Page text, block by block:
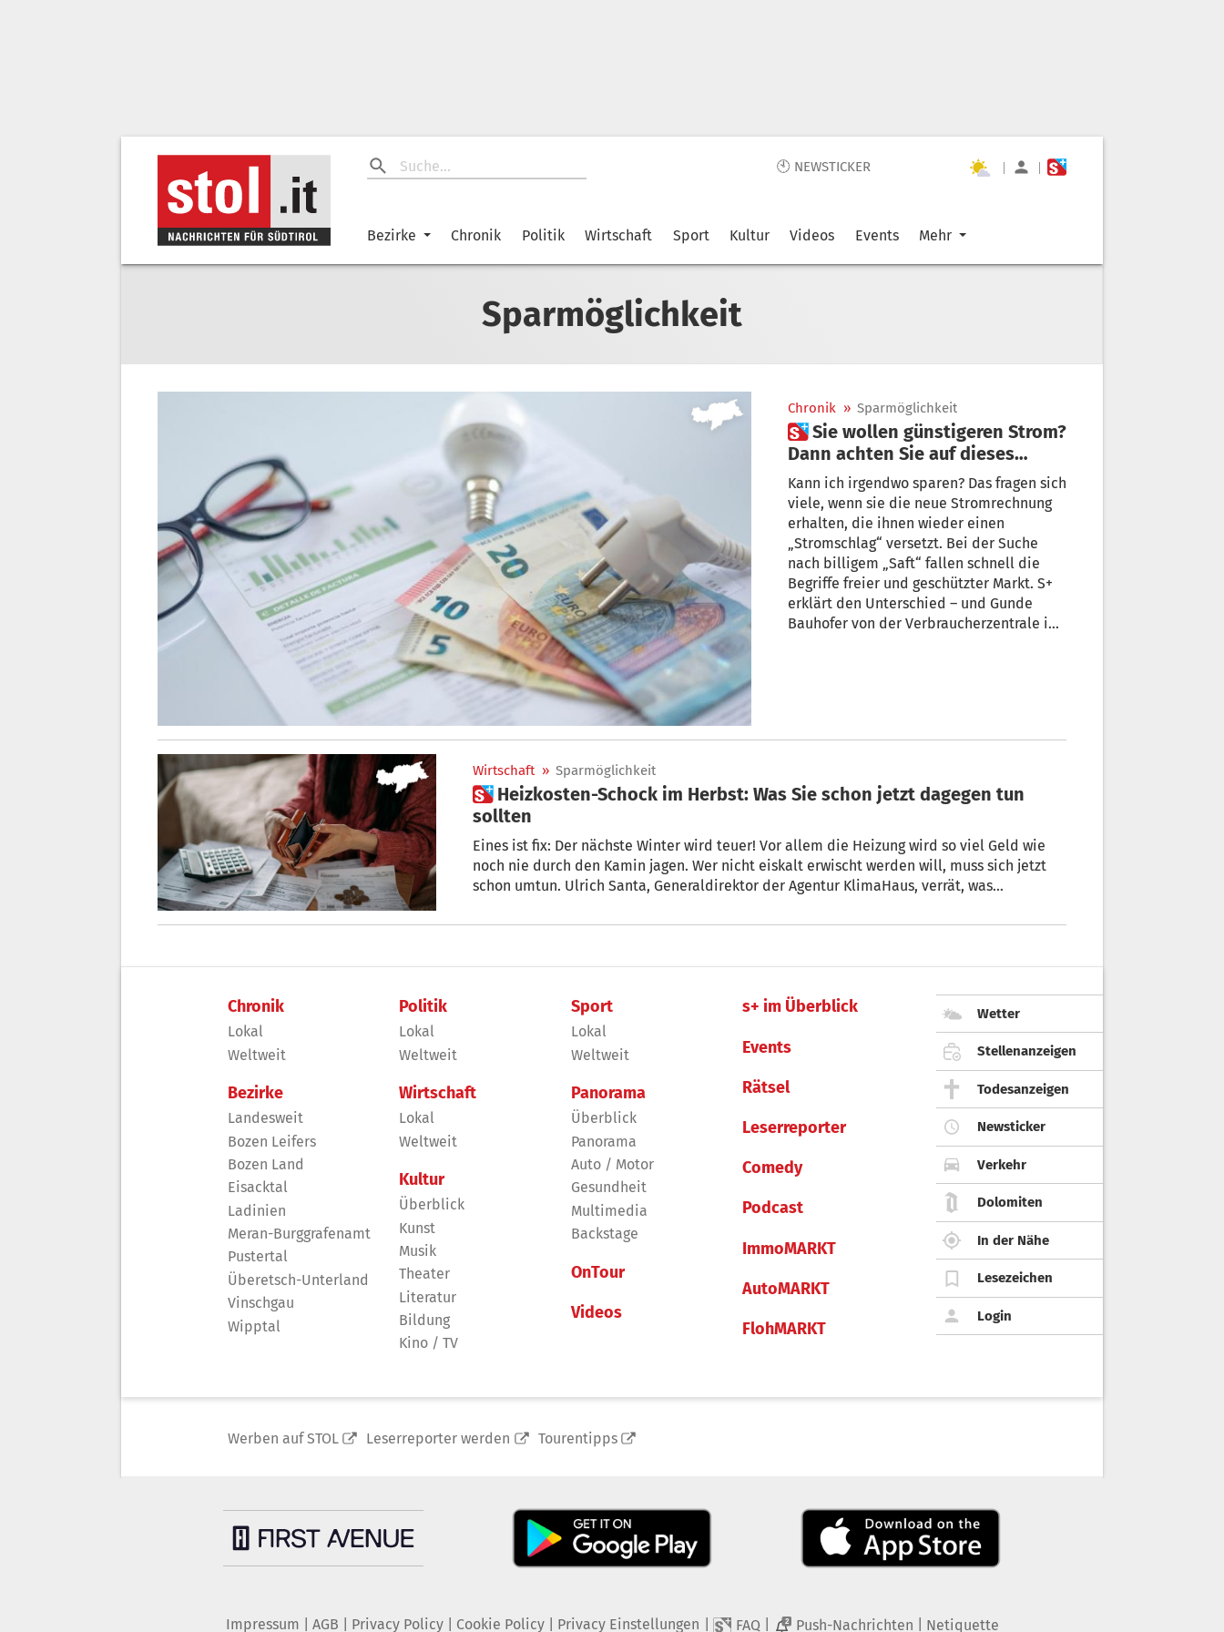
🕙 NEWSTICKER | |
Bezirke Chronik Politik Wirtschaft Sport Kultur Videos Events Mehr
Sparmöglichkeit
Chronik » Sparmöglichkeit
 Sie wollen günstigeren Strom?
Dann achten Sie auf dieses
Detail im Tarif
Kann ich irgendwo sparen? Das fragen sich
viele, wenn sie die neue Stromrechnung
erhalten, die ihnen wieder einen
„Stromschlag“ versetzt. Bei der Suche
nach billigem „Saft“ fallen schnell die
Begriffe freier und geschützter Markt. S+
erklärt den Unterschied – und Gunde
Bauhofer von der Verbraucherzentrale in
Wirtschaft » Sparmöglichkeit
 Heizkosten-Schock im Herbst: Was Sie schon jetzt dagegen tun
sollten
Eines ist fix: Der nächste Winter wird teuer! Vor allem die Heizung wird so viel Geld wie
noch nie durch den Kamin jagen. Wer nicht eiskalt erwischt werden will, muss sich jetzt
schon umtun. Ulrich Santa, Generaldirektor der Agentur KlimaHaus, verrät, was
über Fotovoltaik bis Wärmepumpe – sich schon bald bezahlt machen.
Chronik
Lokal
Weltweit
Bezirke
Landesweit
Bozen Leifers
Bozen Land
Eisacktal
Ladinien
Meran-Burggrafenamt
Pustertal
Überetsch-Unterland
Vinschgau
Wipptal
Politik
Lokal
Weltweit
Wirtschaft
Lokal
Weltweit
Kultur
Überblick
Kunst
Musik
Theater
Literatur
Bildung
Kino / TV
Sport
Lokal
Weltweit
Panorama
Überblick
Panorama
Auto / Motor
Gesundheit
Multimedia
Backstage
OnTour
Videos
s+ im Überblick
Events
Rätsel
Leserreporter
Comedy
Podcast
ImmoMARKT
AutoMARKT
FlohMARKT
Wetter
Stellenanzeigen
Todesanzeigen
Newsticker
Verkehr
Dolomiten
In der Nähe
Lesezeichen
Login
Werben auf STOL Leserreporter werden Tourentipps
Impressum AGB Privacy Policy| Cookie Policy| Privacy Einstellungen FAQ 2 Push-Nachrichten Netiquette